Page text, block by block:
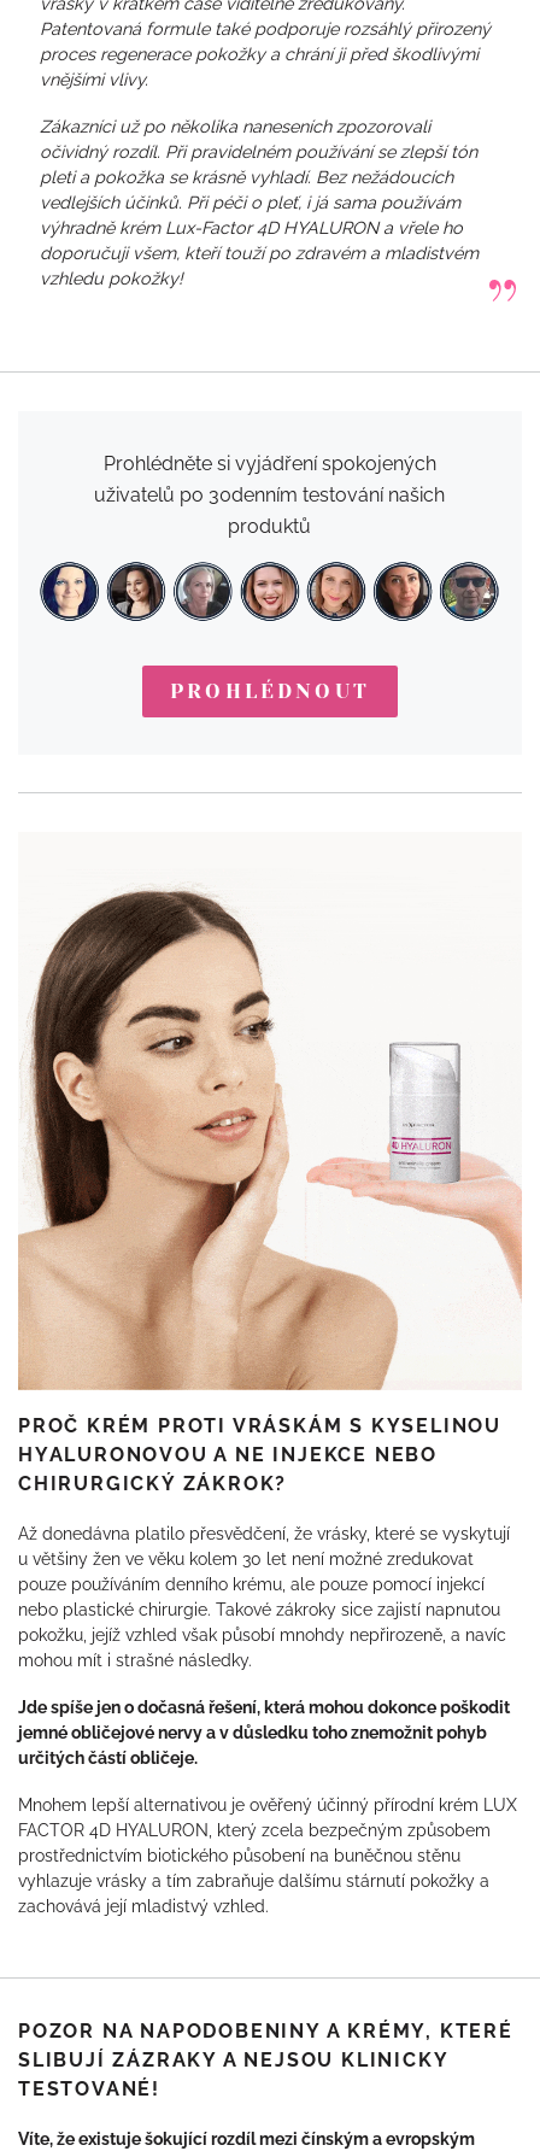
Patentovaná formule také podporuje rozsáhlý přirozený
proces regenerace pokožky a chrání ji před škodlivými
vnějšími vlivy.
Zákazníci už po několika naneseních zpozorovali
očividný rozdíl. Při pravidelném používání se zlepší tón
pleti a pokožka se krásně vyhladí. Bez nežádoucích
vedlejších účinků. Při péči o pleť, i já sama používám
výhradně krém Lux-Factor 4D HYALURON a vřele ho
doporučuji všem, kteří touží po zdravém a mladistvém
vzhledu pokožky!
Prohlédněte si vyjádření spokojených
uživatelů po 30denním testování našich
produktů
PROHLÉDNOUT
PROČ KRÉM PROTI VRÁSKÁM S KYSELINOU
HYALURONOVOU A NE INJEKCE NEBO
CHIRURGICKÝ ZÁKROK?
Až donedávna platilo přesvědčení, že vrásky, které se vyskytují
u většiny žen ve věku kolem 30 let není možné zredukovat
pouze používáním denního krému, ale pouze pomocí injekcí
nebo plastické chirurgie. Takové zákroky sice zajistí napnutou
pokožku, jejíž vzhled však působí mnohdy nepřirozeně, a navíc
mohou mít i strašné následky.
Jde spíše jen o dočasná řešení, která mohou dokonce poškodit
jemné obličejové nervy a v důsledku toho znemožnit pohyb
určitých částí obličeje.
Mnohem lepší alternativou je ověřený účinný přírodní krém LUX
FACTOR 4D HYALURON, který zcela bezpečným způsobem
prostřednictvím biotického působení na buněčnou stěnu
vyhlazuje vrásky a tím zabraňuje dalšímu stárnutí pokožky a
zachovává její mladistvý vzhled.
POZOR NA NAPODOBENINY A KRÉMY, KTERÉ
SLIBUJÍ ZÁZRAKY A NEJSOU KLINICKY
TESTOVANÉ!
Víte, že existuje šokující rozdíl mezi čínským a evropským